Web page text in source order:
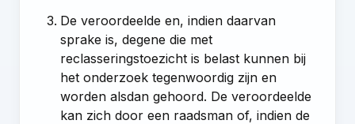
De veroordeelde en, indien daarvan
sprake is, degene die met
reclasseringstoezicht is belast kunnen bij
het onderzoek tegenwoordig zijn en
worden alsdan gehoord. De veroordeelde
kan zich door een raadsman of, indien de